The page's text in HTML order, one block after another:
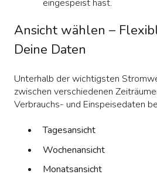
eingespeist hast.
Ansicht wählen –
Deine Daten
Unterhalb der wichtigsten
zwischen verschiedenen
Verbrauchs- und Einspeisedaten
Tagesansicht
Wochenansicht
Monatsansicht